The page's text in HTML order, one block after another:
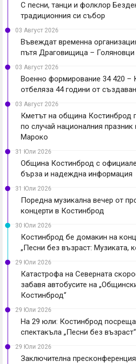
С песни, танци и фолклор
традиционния си събор
03 Август 2026
Въвеждат временна
пътя Драговищица – Голяновци
03 Август 2026
Военно формирование 34 420 –
отбеляза 44 години от
03 Август 2026
Кметът на община Костинброд
по случай националния празник
Мароко
31 Юли 2026
Община Костинброд с
бърза и надеждна информация
31 Юли 2026
Поредна музикална вечер от
концерти в Костинброд
30 Юли 2026
Костинброд бе домакин на
„Песни без възраст: Музиката,
29 Юли 2026
Катастрофа на Северната
забавя автобусите на
Костинброд“
29 Юли 2026
На 29 юли: Костинброд
спектакъла „Песни без
29 Юли 2026
Заключителна